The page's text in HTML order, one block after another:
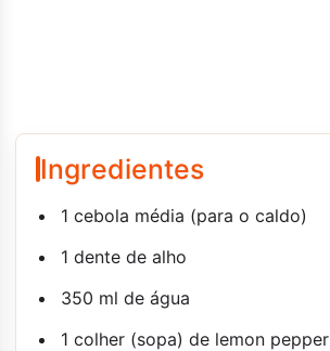
Ingredientes
1 cebola média (para o caldo)
1 dente de alho
350 ml de água
1 colher (sopa) de lemon pepper